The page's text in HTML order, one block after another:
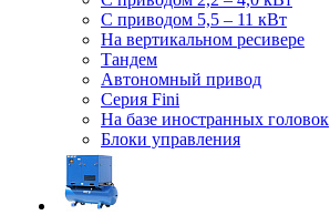
С приводом 5,5 – 11 кВт
На вертикальном ресивере
Тандем
Автономный привод
Серия Fini
На базе иностранных головок
Блоки управления